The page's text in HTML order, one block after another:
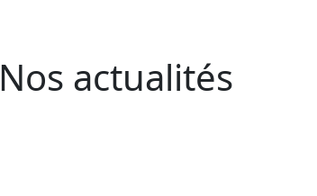
Nos actualités